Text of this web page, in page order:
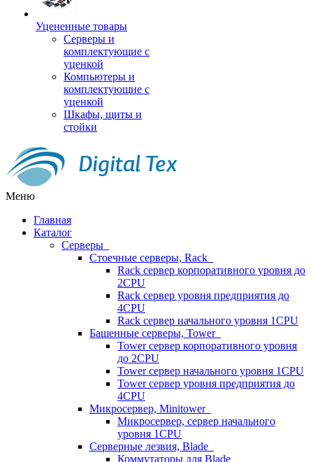
Уцененные товары
Серверы и
комплектующие с
уценкой
Компьютеры и
комплектующие с
уценкой
Шкафы, щиты и
стойки
Меню
Главная
Каталог
Серверы
Стоечные серверы, Rack
Rack сервер корпоративного уровня до
2CPU
Rack сервер уровня предприятия до
4CPU
Rack сервер начального уровня 1CPU
Башенные серверы, Tower
Tower сервер корпоративного уровня
до 2CPU
Tower сервер начального уровня 1CPU
Tower сервер уровня предприятия до
4CPU
Микросервер, Minitower
Микросервер, сервер начального
уровня 1CPU
Серверные лезвия, Blade
Коммутаторы для Blade